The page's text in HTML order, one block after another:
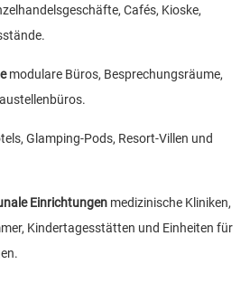
Cafés, Kioske,
modulare Büros, Besprechungsräume,
Glamping-Pods, Resort-Villen und
Einrichtungen medizinische Kliniken,
Kindertagesstätten und Einheiten für